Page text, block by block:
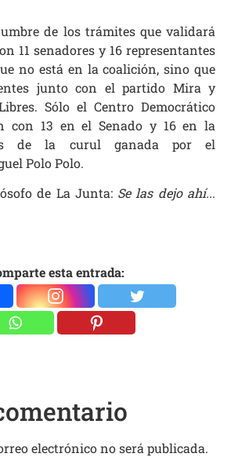
de los trámites que validará
11 senadores y 16 representantes
no está en la coalición, sino que
junto con el partido Mira y
Sólo el Centro Democrático
con 13 en el Senado y 16 en la
de la curul ganada por el
Polo Polo.
de La Junta: Se las dejo ahí...
esta entrada:
electrónico no será publicada.